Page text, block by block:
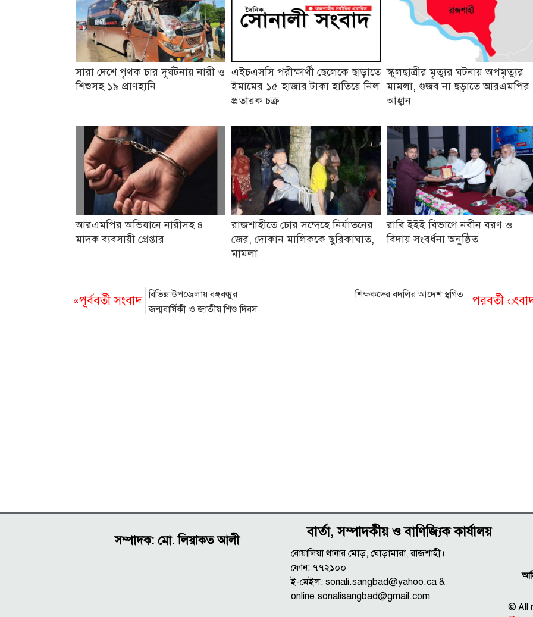
সারা দেশে পৃথক চার দুর্ঘটনায় নারী ও
শিশুসহ ১৯ প্রাণহানি
এইচএসসি পরীক্ষার্থী ছেলেকে ছাড়াতে
ইমামের ১৫ হাজার টাকা হাতিয়ে নিল
প্রতারক চক্র
স্কুলছাত্রীর মৃত্যুর ঘটনায় অপমৃত্যুর
মামলা, গুজব না ছড়াতে আরএমপির
আহ্বান
আরএমপির অভিযানে নারীসহ ৪
মাদক ব্যবসায়ী গ্রেপ্তার
রাজশাহীতে চোর সন্দেহে নির্যাতনের
জের, দোকান মালিককে ছুরিকাঘাত,
মামলা
রাবি ইইই বিভাগে নবীন বরণ ও
বিদায় সংবর্ধনা অনুষ্ঠিত
«পূর্ববর্তী সংবাদ বিভিন্ন উপজেলায় বঙ্গবন্ধুর
জন্মবার্ষিকী ও জাতীয় শিশু দিবস
পরবর্তী
শিক্ষকদের বদলির আদেশ স্থগিত
সম্পাদক: মো. লিয়াকত আলী
বার্তা, সম্পাদকীয় ও বাণিজ্যিক কার্যালয়
বোয়ালিয়া থানার মোড়, ঘোড়ামারা, রাজশাহী।
ফোন: ৭৭২১০০
ই-মেইল: sonali.sangbad@yahoo.ca &
online.sonalisangbad@gmail.com
© All